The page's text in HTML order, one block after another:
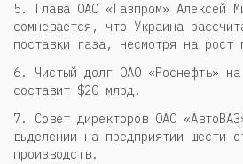
5. Глава ОАО «Газпром» Алексей
сомневается, что Украина
поставки газа, несмотря на рост
6. Чистый долг ОАО «Роснефть»
составит $20 млрд.
7. Совет директоров ОАО
выделении на предприятии шести
производств.